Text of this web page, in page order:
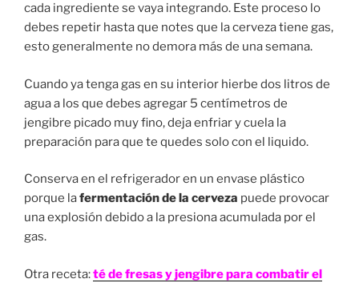
cada ingrediente se vaya integrando. Este proceso lo
debes repetir hasta que notes que la cerveza tiene gas,
esto generalmente no demora más de una semana.
Cuando ya tenga gas en su interior hierbe dos litros de
agua a los que debes agregar 5 centímetros de
jengibre picado muy fino, deja enfriar y cuela la
preparación para que te quedes solo con el liquido.
Conserva en el refrigerador en un envase plástico
porque lafermentación de la cerveza puede provocar
una explosión debido a la presiona acumulada por el
gas.
Otra receta:té de fresas y jengibre para combatir el